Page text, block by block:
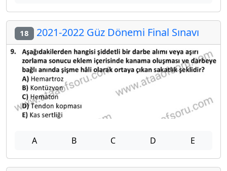
18 2021-2022 Güz Dönemi Final Sınavı
A B C D E